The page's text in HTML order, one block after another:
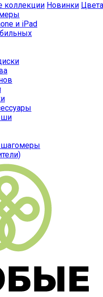
коллекции Новинки Цвета
и iPad
шагомеры